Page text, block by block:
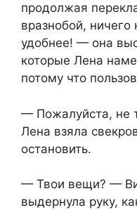
продолжая
вразнобой,
удобнее! — она
которые Лена
потому что
— Пожалуйста, не
Лена взяла
остановить.
— Твои вещи? —
выдернула руку,